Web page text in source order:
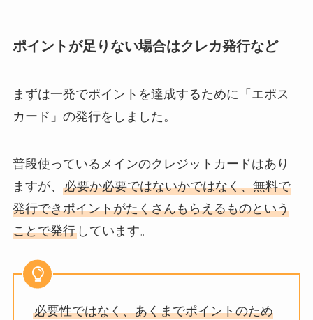
ポイントが足りない場合はクレカ発行など
まずは一発でポイントを達成するために「エポス
カード」の発行をしました。
普段使っているメインのクレジットカードはあり
ますが、 必要か必要ではないかではなく、無料で
発行できポイントがたくさんもらえるものという
ことで発行しています。
必要性ではなく、あくまでポイントのため